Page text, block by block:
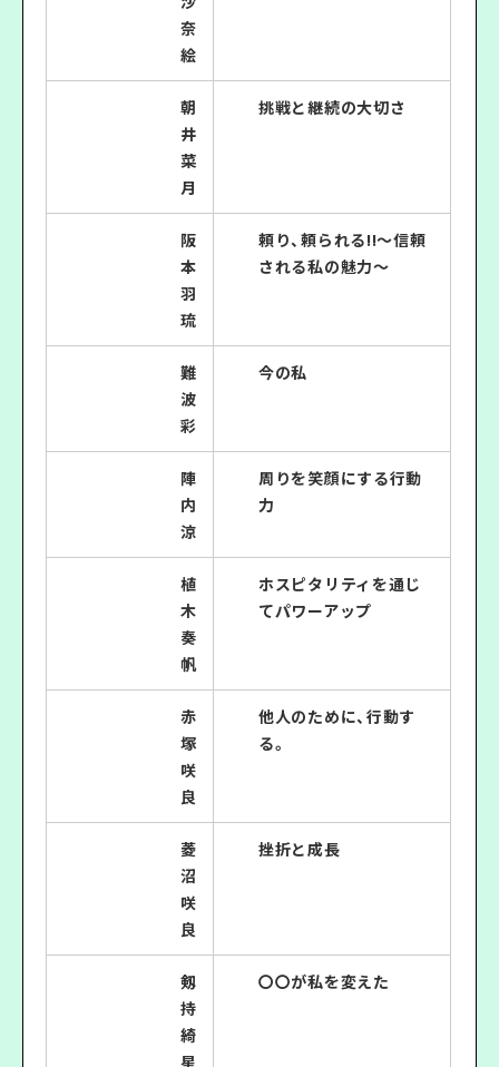
奈
絵
朝
井
菜
月
挑戦と継続の大切さ
阪
本
羽
琉
頼り、頼られる!!～信頼
される私の魅力～
難
波
彩
今の私
陣
内
涼
周りを笑顔にする行動
力
植
木
奏
帆
ホスピタリティを通じ
てパワーアップ
赤
塚
咲
良
他人のために、行動す
る。
菱
沼
咲
良
挫折と成長
剱
持
綺
星
〇〇が私を変えた